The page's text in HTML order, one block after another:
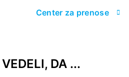
Center za prenose
DA ...